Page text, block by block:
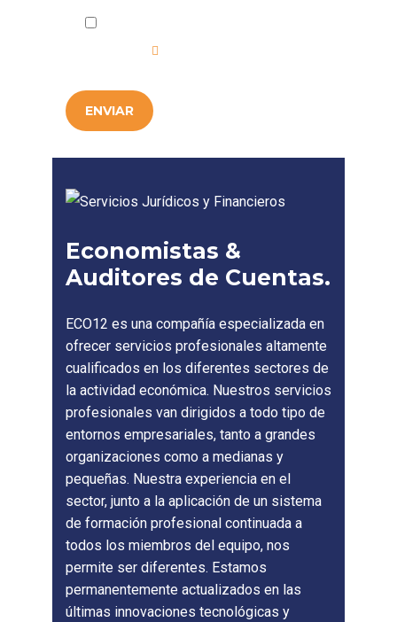
ENVIAR
Economistas &
Auditores de Cuentas.
ECO12 es una compañía especializada en
ofrecer servicios profesionales altamente
cualificados en los diferentes sectores de
la actividad económica. Nuestros servicios
profesionales van dirigidos a todo tipo de
entornos empresariales, tanto a grandes
organizaciones como a medianas y
pequeñas. Nuestra experiencia en el
sector, junto a la aplicación de un sistema
de formación profesional continuada a
todos los miembros del equipo, nos
permite ser diferentes. Estamos
permanentemente actualizados en las
últimas innovaciones tecnológicas y